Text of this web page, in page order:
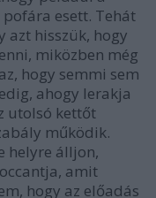
esett. Tehát
azt hisszük, hogy
miközben még
hogy semmi sem
ahogy lerakja
utolsó kettőt
működik.
helyre álljon,
amit
hogy az előadás